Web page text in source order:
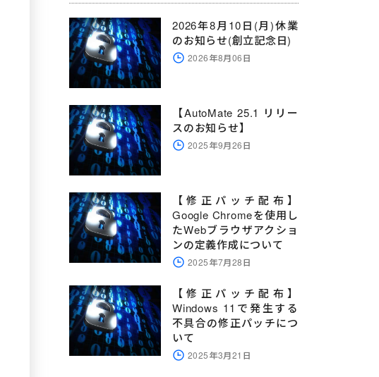
2026年8月10日(月)休業
のお知らせ(創立記念日)
2026年8月06日
【AutoMate 25.1 リリー
スのお知らせ】
2025年9月26日
【修正パッチ配布】
Google Chromeを使用し
たWebブラウザアクショ
ンの定義作成について
2025年7月28日
【修正パッチ配布】
Windows 11で発生する
不具合の修正パッチにつ
いて
2025年3月21日